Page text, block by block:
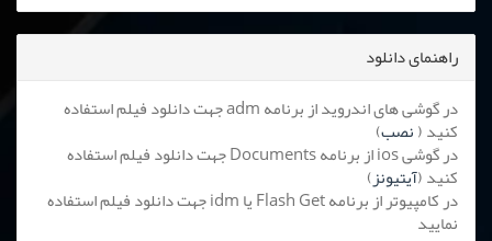
راهنمای دانلود
در گوشی های اندروید از برنامه adm جهت دانلود فیلم استفاده
کنید (نصب)
در گوشی ios از برنامه Documents جهت دانلود فیلم استفاده
کنید (آیتیونز)
در کامپیوتر از برنامه Flash Get یا idm جهت دانلود فیلم استفاده
نمایید